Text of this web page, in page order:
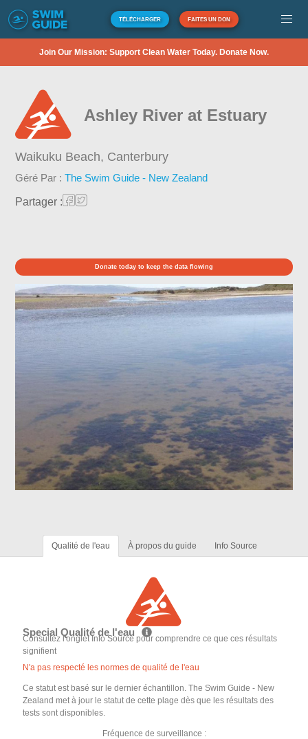
TÉLÉCHARGER FAITES UN DON
Join Our Mission: Support Clean Water Today. Donate Now.
Ashley River at Estuary
Waikuku Beach, Canterbury
Géré Par :The Swim Guide - New Zealand
Partager :
Donate today to keep the data flowing
Qualité de l'eau À propos du guide Info Source
Special Qualité de l'eau
Consultez l'onglet Info Source pour comprendre ce que ces résultats
signifient
N'a pas respecté les normes de qualité de l'eau
Ce statut est basé sur le dernier échantillon. The Swim Guide - New
Zealand met à jour le statut de cette plage dès que les résultats des
tests sont disponibles.
Fréquence de surveillance :